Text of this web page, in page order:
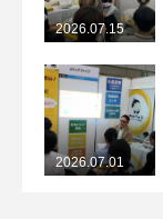
2026.07.15
2026.07.01